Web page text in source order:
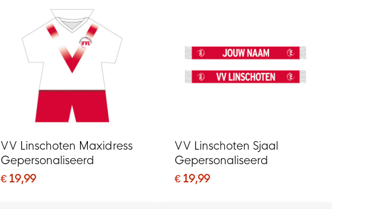
VV Linschoten Maxidress
Gepersonaliseerd
€ 19,99
VV Linschoten Sjaal
Gepersonaliseerd
€ 19,99